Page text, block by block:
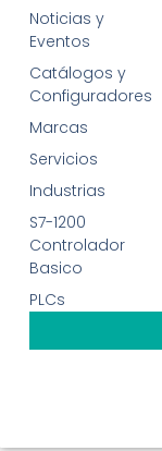
Noticias y
Eventos
Catálogos y
Configuradores
Marcas
Servicios
Industrias
S7-1200
Controlador
Basico
PLCs